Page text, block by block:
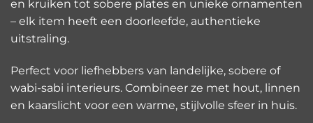
en kruiken tot sobere plates en unieke ornamenten
– elk item heeft een doorleefde, authentieke
uitstraling.
Perfect voor liefhebbers van landelijke, sobere of
wabi-sabi interieurs. Combineer ze met hout, linnen
en kaarslicht voor een warme, stijlvolle sfeer in huis.